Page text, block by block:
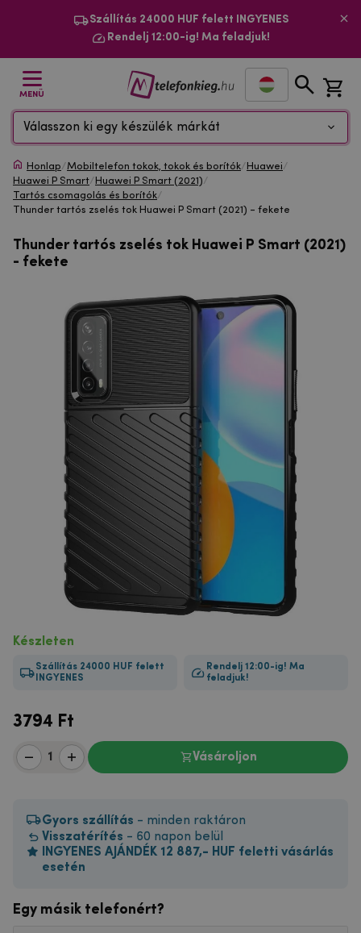
Szállítás 24000 HUF felett INGYENES
Rendelj 12:00-ig! Ma feladjuk!
MENÜ
Válasszon ki egy készülék márkát
Honlap/Mobiltelefon tokok, tokok és borítók/ Huawei/
Huawei P Smart/ Huawei P Smart (2021)/
Tartós csomagolás és borítók/
Thunder tartós zselés tok Huawei P Smart (2021) - fekete
Thunder tartós zselés tok Huawei P Smart (2021)
- fekete
Készleten
Szállítás 24000 HUF felett
INGYENES
Rendelj 12:00-ig! Ma
feladjuk!
3794 Ft
Vásároljon
Gyors szállítás - minden raktáron
Visszatérítés - 60 napon belül
INGYENES AJÁNDÉK 12 887,- HUF feletti vásárlás
esetén
Egy másik telefonért?